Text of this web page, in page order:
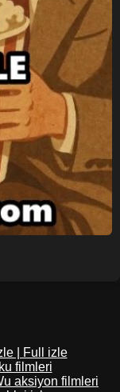
| Full izle
filmleri
aksiyon filmleri